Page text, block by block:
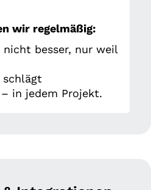
wir regelmäßig:
besser, nur weil
schlägt
in jedem Projekt.